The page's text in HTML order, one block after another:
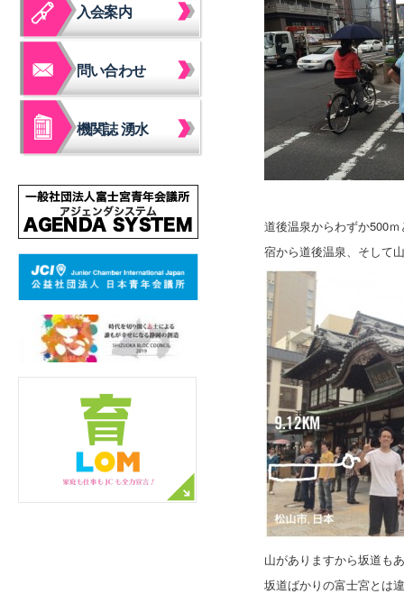
入会案内
問い合わせ
機関誌 湧水
道後温泉からわずか500
宿から道後温泉、そして
山がありますから坂道も
坂道ばかりの富士宮とは